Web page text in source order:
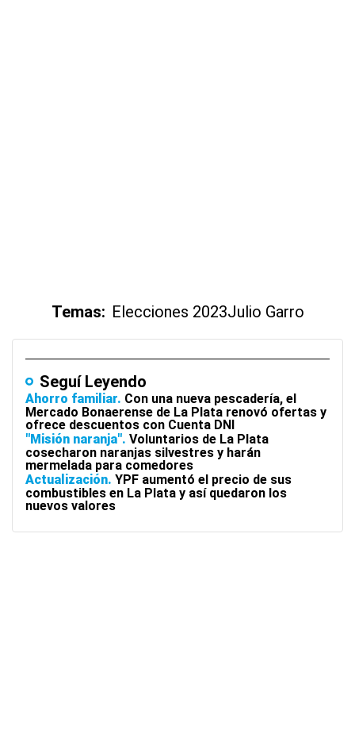
Temas: Elecciones 2023Julio Garro
Seguí Leyendo
Ahorro familiar Con una nueva pescadería, el
Mercado Bonaerense de La Plata renovó ofertas y
ofrece descuentos con Cuenta DNI
"Misión naranja" Voluntarios de La Plata
cosecharon naranjas silvestres y harán
mermelada para comedores
Actualización YPF aumentó el precio de sus
combustibles en La Plata y así quedaron los
nuevos valores